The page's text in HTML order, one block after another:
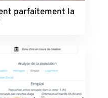
parfaitement la